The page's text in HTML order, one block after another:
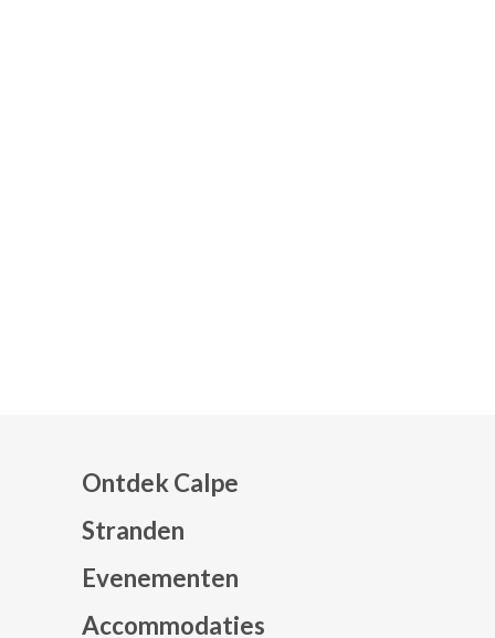
Ontdek Calpe
Stranden
Evenementen
Accommodaties